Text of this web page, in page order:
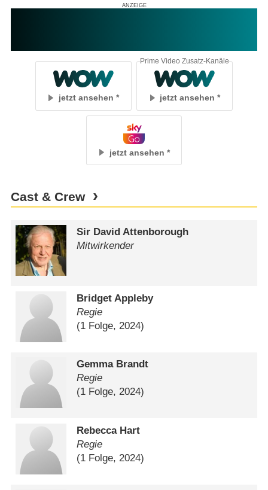
jetzt ansehen jetzt ansehen
Prime Video Zusatz-Kanäle
jetzt ansehen
Cast & Crew
Sir David Attenborough
Mitwirkender
Bridget Appleby
Regie
(1 Folge, 2024)
Gemma Brandt
Regie
(1 Folge, 2024)
Rebecca Hart
Regie
(1 Folge, 2024)